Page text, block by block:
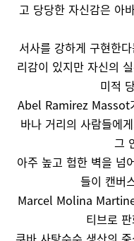
고 당당한 자신감은 아
서사를 강하게 구현한
리감이 있지만 자신의
미적
Abel Ramirez Massot
바나 거리의 사람들에
그
아주 높고 험한 벽을 넘
들이 캔버
Marcel Molina
티브로